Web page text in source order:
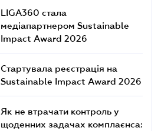
LIGA360 стала
медіапартнером Sustainable
Impact Award 2026
Стартувала реєстрація на
Sustainable Impact Award 2026
Як не втрачати контроль у
щоденних задачах комплаєнса: